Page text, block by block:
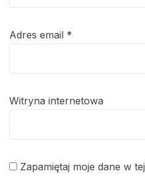
Adres email *
Witryna internetowa
Zapamiętaj moje dane w